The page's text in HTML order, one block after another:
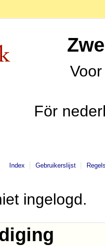
För
Index Gebruikerslijst
ingelogd.